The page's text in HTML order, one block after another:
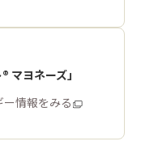
マヨネーズ」
情報をみる